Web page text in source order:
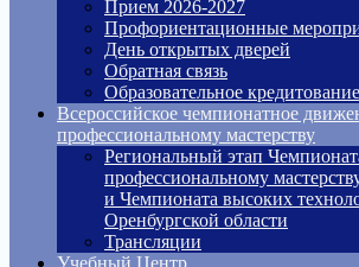
Прием 2026-2027
Профориентационные
День открытых дверей
Обратная связь
Образовательное
Всероссийское чемпионатное
профессиональному мастерству
Региональный этап
профессиональному
и Чемпионата высоких
Оренбургской области
Трансляции
Учебный Центр